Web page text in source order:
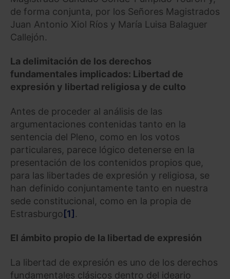
de forma conjunta, por los Señores Magistrados
Juan Antonio Xiol Ríos y María Luisa Balaguer
Callejón.
La delimitación de los derechos
fundamentales implicados: Libertad de
expresión y libertad religiosa y de culto
Antes de proceder al análisis de las
argumentaciones contenidas tanto en la
sentencia del Pleno, como en los votos
particulares, parece lógico detenerse en la
presentación de los contenidos propios que,
para las libertades de expresión y religiosa, se
han definido conjuntamente tanto en nuestra
sede constitucional, como en la propia de
Estrasburgo [1] .
El ámbito propio de la libertad de expresión
La libertad de expresión es uno de los derechos
fundamentales clásicos dentro del ideario